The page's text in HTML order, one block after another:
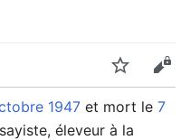
Suivre
1947 et mort le 7
éleveur à la